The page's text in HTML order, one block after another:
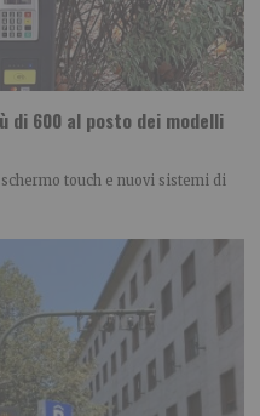
di 600 al posto dei modelli
touch e nuovi sistemi di